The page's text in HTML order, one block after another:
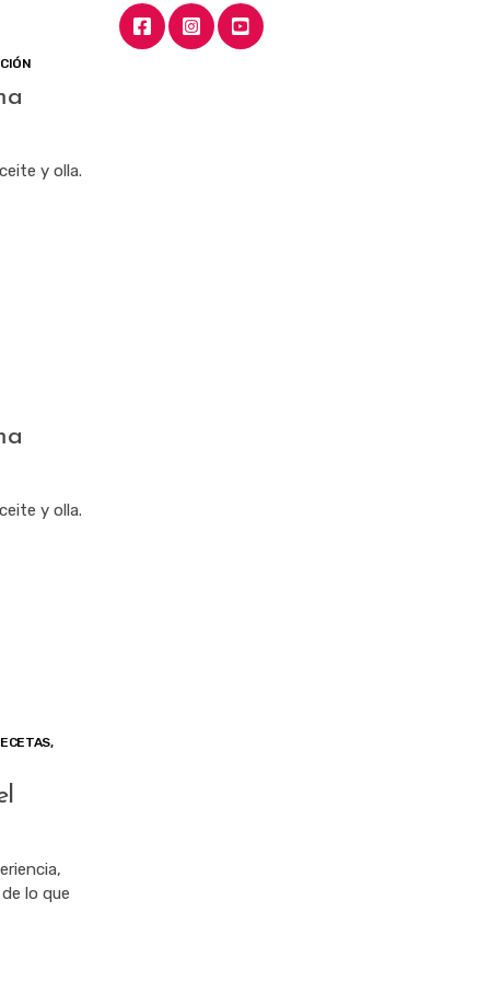
y olla.
y olla.
,
lo que